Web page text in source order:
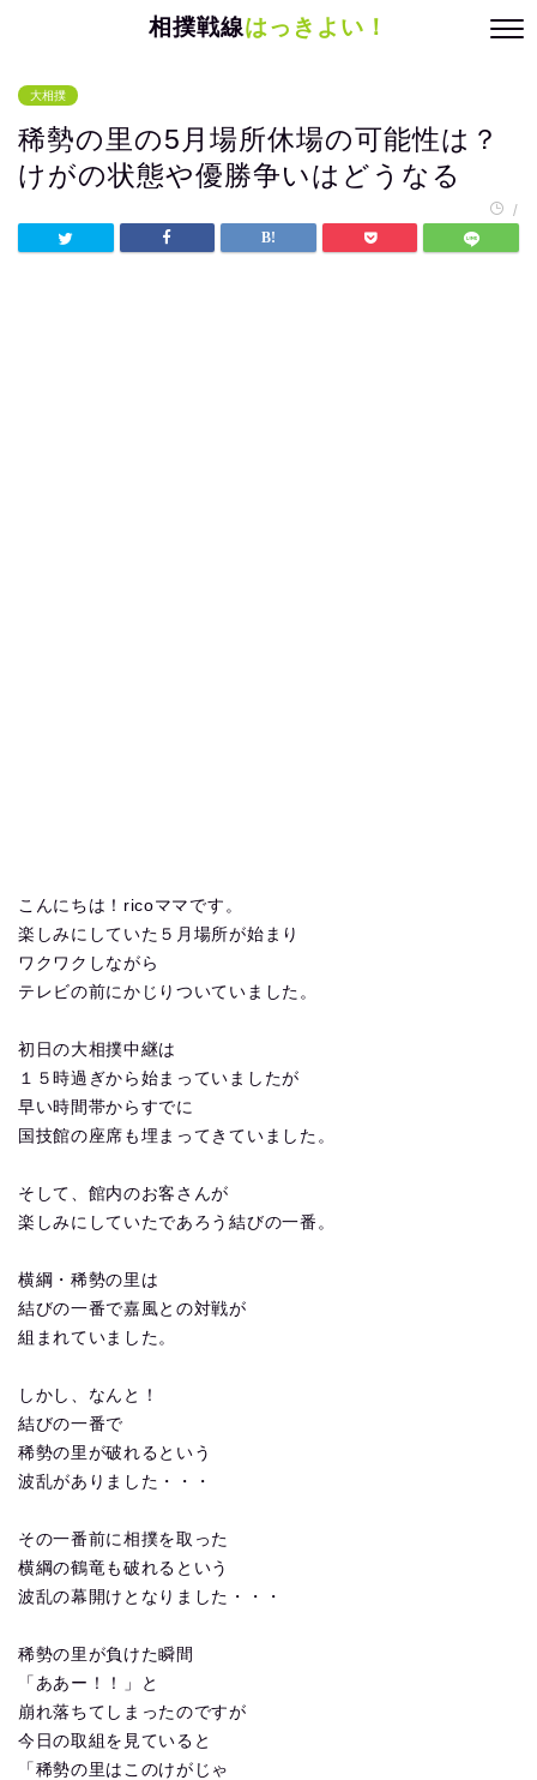
相撲戦線はっきよい！
大相撲
稀勢の里の5月場所休場の可能性は？
けがの状態や優勝争いはどうなる
/
こんにちは！ricoママです。
楽しみにしていた５月場所が始まり
ワクワクしながら
テレビの前にかじりついていました。
初日の大相撲中継は
１５時過ぎから始まっていましたが
早い時間帯からすでに
国技館の座席も埋まってきていました。
そして、館内のお客さんが
楽しみにしていたであろう結びの一番。
横綱・稀勢の里は
結びの一番で嘉風との対戦が
組まれていました。
しかし、なんと！
結びの一番で
稀勢の里が破れるという
波乱がありました・・・
その一番前に相撲を取った
横綱の鶴竜も破れるという
波乱の幕開けとなりました・・・
稀勢の里が負けた瞬間
「ああー！！」と
崩れ落ちてしまったのですが
今日の取組を見ていると
「稀勢の里はこのけがじゃ